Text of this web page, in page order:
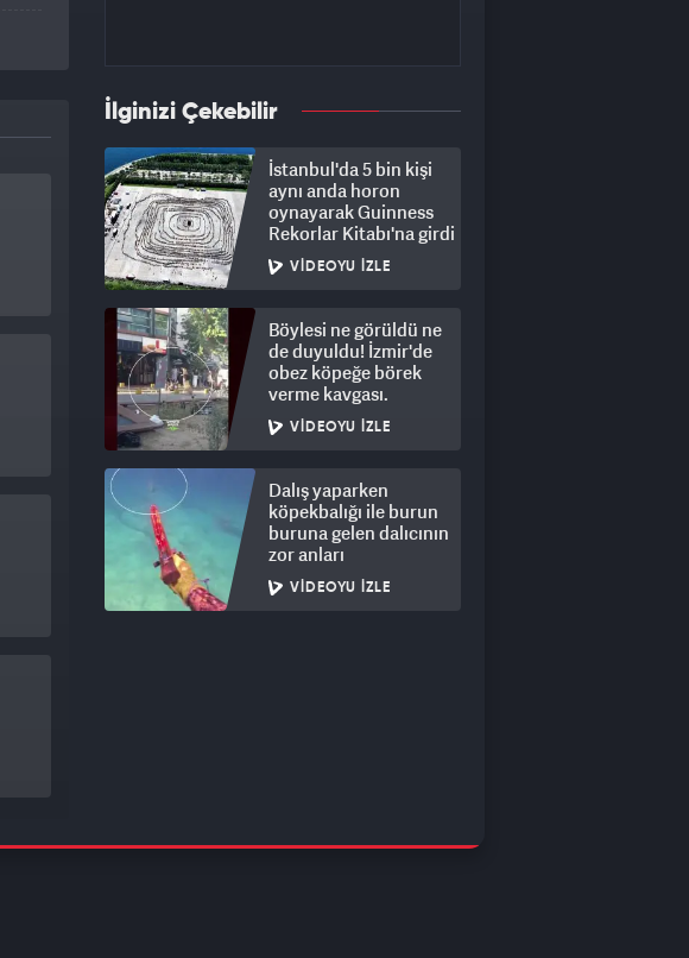
İlginizi Çekebilir
İstanbul'da 5 bin kişi
aynı anda horon
oynayarak Guinness
Rekorlar Kitabı'na girdi
VIDEOYU İZLE
Böylesi ne görüldü ne
de duyuldu! İzmir'de
obez köpeğe börek
verme kavgası.
VIDEOYU İZLE
Dalış yaparken
köpekbalığı ile burun
buruna gelen dalıcının
zor anları
VIDEOYU İZLE